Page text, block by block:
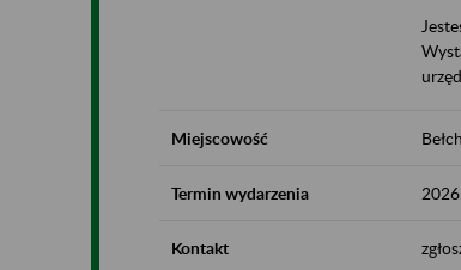
Miejscowość
Termin wydarzenia
Kontakt